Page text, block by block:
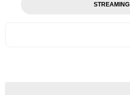
STREAMING